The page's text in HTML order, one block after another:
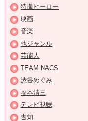
特撮ヒーロー
映画
音楽
他ジャンル
芸能人
TEAM NACS
渋谷めぐみ
福本清三
テレビ視聴
告知